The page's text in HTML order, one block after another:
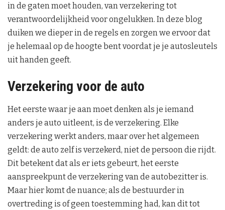
in de gaten moet houden, van verzekering tot
verantwoordelijkheid voor ongelukken. In deze blog
duiken we dieper in de regels en zorgen we ervoor dat
je helemaal op de hoogte bent voordat je je autosleutels
uit handen geeft.
Verzekering voor de auto
Het eerste waar je aan moet denken als je iemand
anders je auto uitleent, is de verzekering. Elke
verzekering werkt anders, maar over het algemeen
geldt: de auto zelf is verzekerd, niet de persoon die rijdt.
Dit betekent dat als er iets gebeurt, het eerste
aanspreekpunt de verzekering van de autobezitter is.
Maar hier komt de nuance; als de bestuurder in
overtreding is of geen toestemming had, kan dit tot